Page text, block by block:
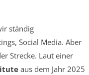
ständig
Social Media. Aber
Strecke. Laut einer
aus dem Jahr 2025